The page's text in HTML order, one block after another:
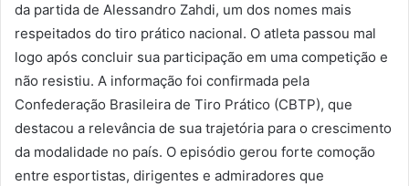
da partida de Alessandro Zahdi, um dos nomes mais
respeitados do tiro prático nacional. O atleta passou mal
logo após concluir sua participação em uma competição e
não resistiu. A informação foi confirmada pela
Confederação Brasileira de Tiro Prático (CBTP), que
destacou a relevância de sua trajetória para o crescimento
da modalidade no país. O episódio gerou forte comoção
entre esportistas, dirigentes e admiradores que